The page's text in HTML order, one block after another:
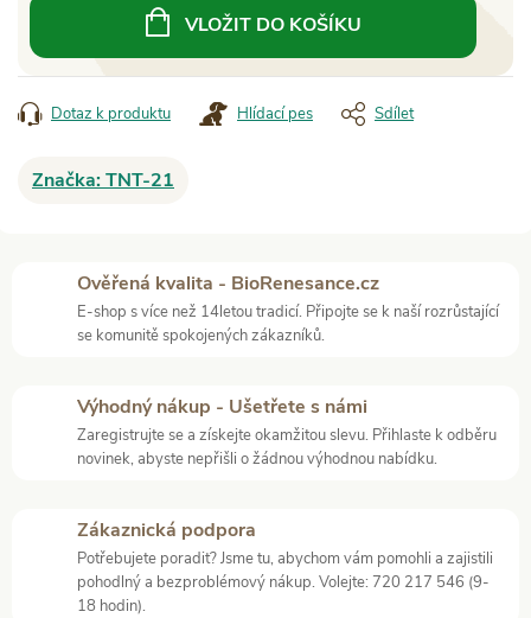
VLOŽIT DO KOŠÍKU
Dotaz k produktu Hlídací pes Sdílet
Značka:TNT-21
Ověřená kvalita - BioRenesance.cz
E-shop s více než 14letou tradicí. Připojte se k naší rozrůstající
se komunitě spokojených zákazníků.
Výhodný nákup - Ušetřete s námi
Zaregistrujte se a získejte okamžitou slevu. Přihlaste k odběru
novinek, abyste nepřišli o žádnou výhodnou nabídku.
Zákaznická podpora
Potřebujete poradit? Jsme tu, abychom vám pomohli a zajistili
pohodlný a bezproblémový nákup. Volejte: 720 217 546 (9-
18 hodin).